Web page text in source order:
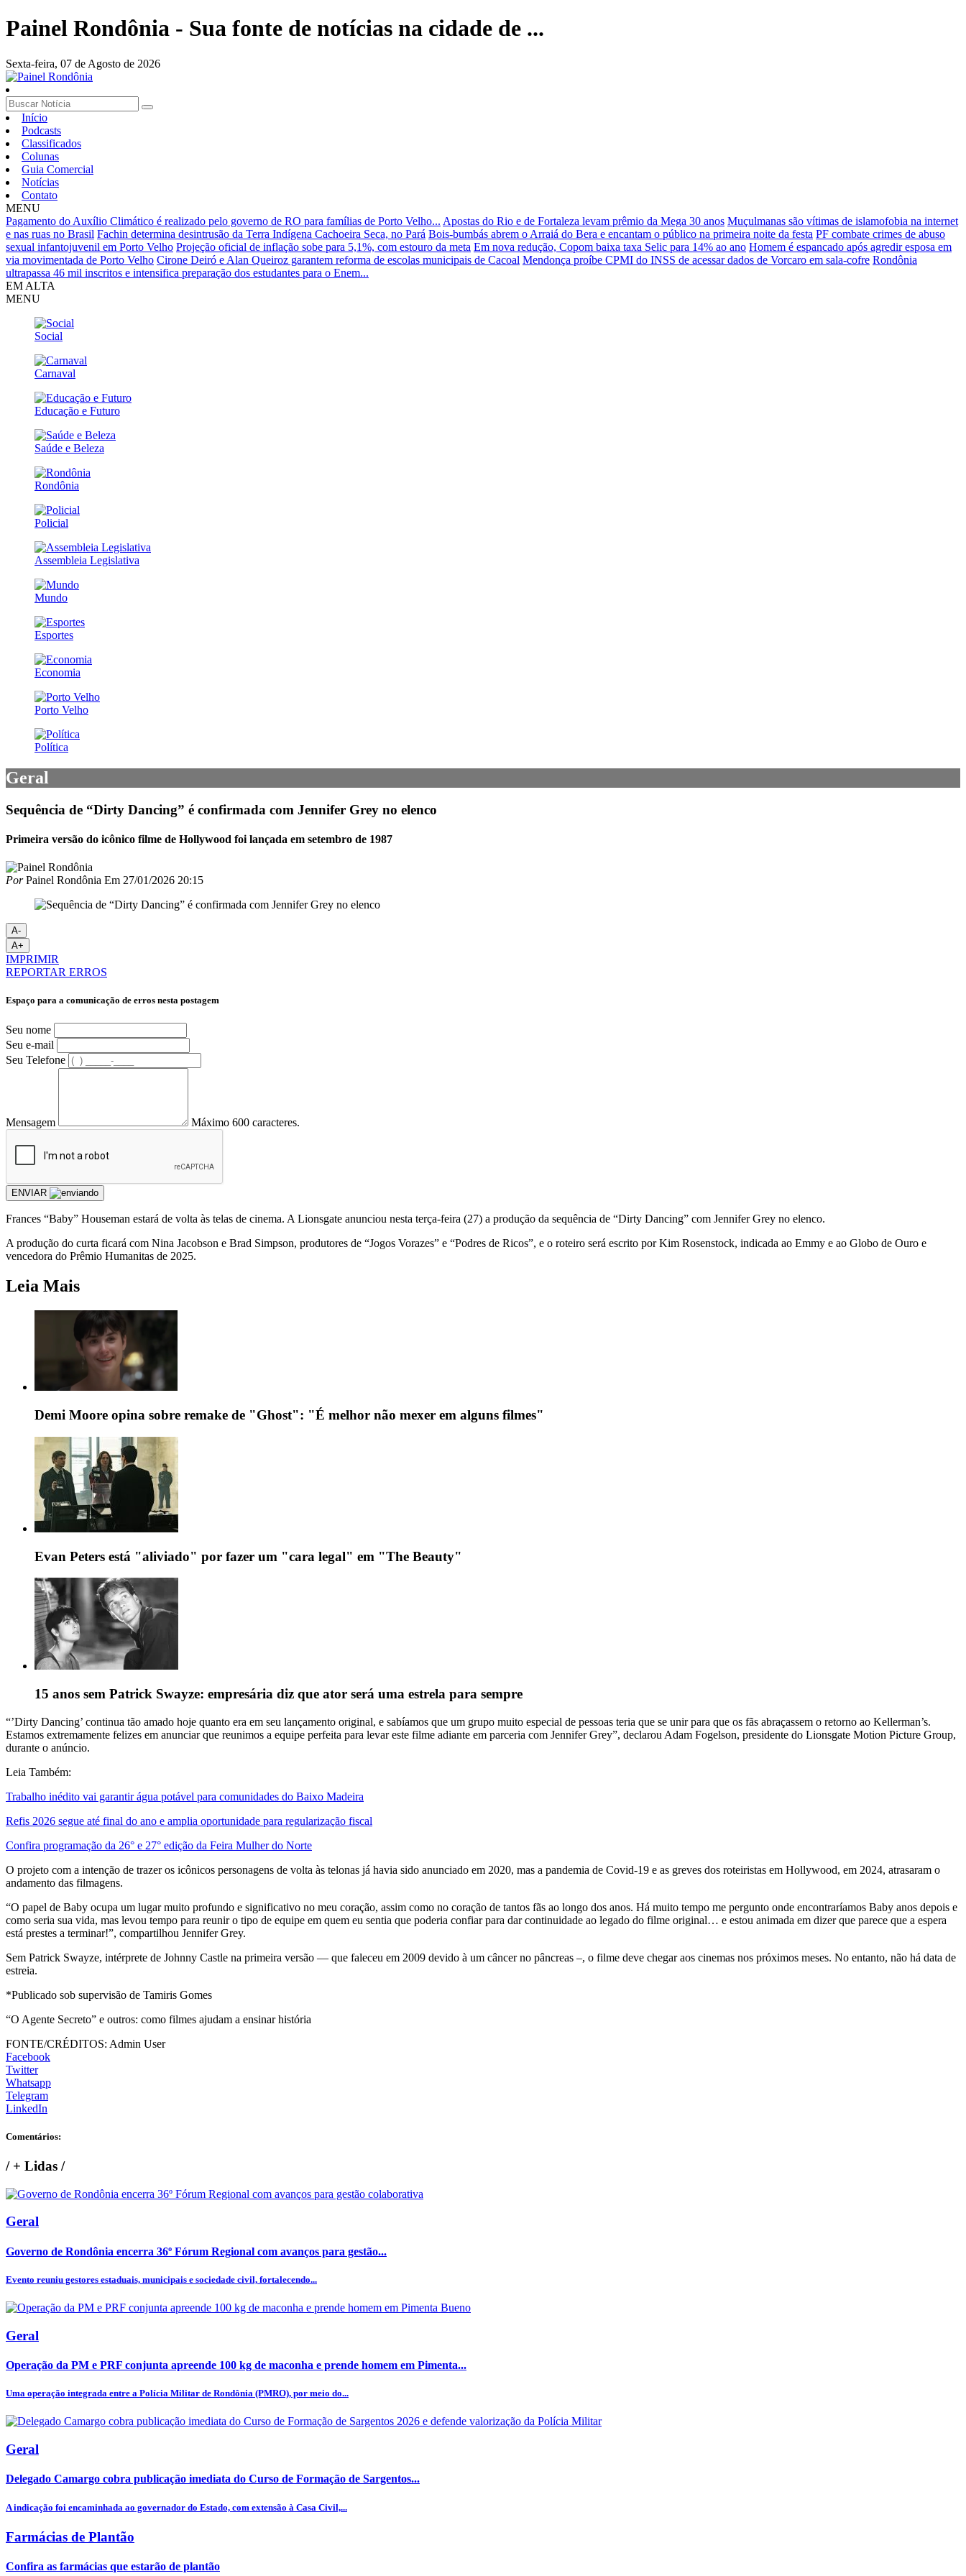
Painel Rondônia - Sua fonte de notícias na cidade de ...
Sexta-feira, 07 de Agosto de 2026
Início
Podcasts
Classificados
Colunas
Guia Comercial
Notícias
Contato
MENU
Pagamento do Auxílio Climático é realizado pelo governo de RO para famílias de Porto Velho... Apostas do Rio e de Fortaleza levam prêmio da Mega 30 anos Muçulmanas são vítimas de islamofobia na internet
e nas ruas no Brasil Fachin determina desintrusão da Terra Indígena Cachoeira Seca, no Pará Bois-bumbás abrem o Arraiá do Bera e encantam o público na primeira noite da festa PF combate crimes de abuso
sexual infantojuvenil em Porto Velho Projeção oficial de inflação sobe para 5,1%, com estouro da meta Em nova redução, Copom baixa taxa Selic para 14% ao ano Homem é espancado após agredir esposa em
via movimentada de Porto Velho Cirone Deiró e Alan Queiroz garantem reforma de escolas municipais de Cacoal Mendonça proíbe CPMI do INSS de acessar dados de Vorcaro em sala-cofre Rondônia
ultrapassa 46 mil inscritos e intensifica preparação dos estudantes para o Enem...
EM ALTA
MENU
Social
Carnaval
Educação e Futuro
Saúde e Beleza
Rondônia
Policial
Assembleia Legislativa
Mundo
Esportes
Economia
Porto Velho
Política
Geral
Sequência de “Dirty Dancing” é confirmada com Jennifer Grey no elenco
Primeira versão do icônico filme de Hollywood foi lançada em setembro de 1987
PorPainel Rondônia Em 27/01/2026 20:15
A-
A+
IMPRIMIR
REPORTAR ERROS
Espaço para a comunicação de erros nesta postagem
Seu nome
Seu e-mail
Seu Telefone
Mensagem Máximo 600 caracteres.
ENVIAR
Frances “Baby” Houseman estará de volta às telas de cinema. A Lionsgate anunciou nesta terça-feira (27) a produção da sequência de “Dirty Dancing” com Jennifer Grey no elenco.
A produção do curta ficará com Nina Jacobson e Brad Simpson, produtores de “Jogos Vorazes” e “Podres de Ricos”, e o roteiro será escrito por Kim Rosenstock, indicada ao Emmy e ao Globo de Ouro e
vencedora do Prêmio Humanitas de 2025.
Leia Mais
Demi Moore opina sobre remake de "Ghost": "É melhor não mexer em alguns filmes"
Evan Peters está "aliviado" por fazer um "cara legal" em "The Beauty"
15 anos sem Patrick Swayze: empresária diz que ator será uma estrela para sempre
“’Dirty Dancing’ continua tão amado hoje quanto era em seu lançamento original, e sabíamos que um grupo muito especial de pessoas teria que se unir para que os fãs abraçassem o retorno ao Kellerman’s.
Estamos extremamente felizes em anunciar que reunimos a equipe perfeita para levar este filme adiante em parceria com Jennifer Grey”, declarou Adam Fogelson, presidente do Lionsgate Motion Picture Group,
durante o anúncio.
Leia Também:
Trabalho inédito vai garantir água potável para comunidades do Baixo Madeira
Refis 2026 segue até final do ano e amplia oportunidade para regularização fiscal
Confira programação da 26° e 27° edição da Feira Mulher do Norte
O projeto com a intenção de trazer os icônicos personagens de volta às telonas já havia sido anunciado em 2020, mas a pandemia de Covid-19 e as greves dos roteiristas em Hollywood, em 2024, atrasaram o
andamento das filmagens.
“O papel de Baby ocupa um lugar muito profundo e significativo no meu coração, assim como no coração de tantos fãs ao longo dos anos. Há muito tempo me pergunto onde encontraríamos Baby anos depois e
como seria sua vida, mas levou tempo para reunir o tipo de equipe em quem eu sentia que poderia confiar para dar continuidade ao legado do filme original… e estou animada em dizer que parece que a espera
está prestes a terminar!”, compartilhou Jennifer Grey.
Sem Patrick Swayze, intérprete de Johnny Castle na primeira versão — que faleceu em 2009 devido à um câncer no pâncreas –, o filme deve chegar aos cinemas nos próximos meses. No entanto, não há data de
estreia.
*Publicado sob supervisão de Tamiris Gomes
“O Agente Secreto” e outros: como filmes ajudam a ensinar história
FONTE/CRÉDITOS: Admin User
Facebook
Twitter
Whatsapp
Telegram
LinkedIn
Comentários:
/+ Lidas /
Geral
Governo de Rondônia encerra 36º Fórum Regional com avanços para gestão...
Evento reuniu gestores estaduais, municipais e sociedade civil, fortalecendo...
Geral
Operação da PM e PRF conjunta apreende 100 kg de maconha e prende homem em Pimenta...
Uma operação integrada entre a Polícia Militar de Rondônia (PMRO), por meio do...
Geral
Delegado Camargo cobra publicação imediata do Curso de Formação de Sargentos...
A indicação foi encaminhada ao governador do Estado, com extensão à Casa Civil,...
Farmácias de Plantão
Confira as farmácias que estarão de plantão